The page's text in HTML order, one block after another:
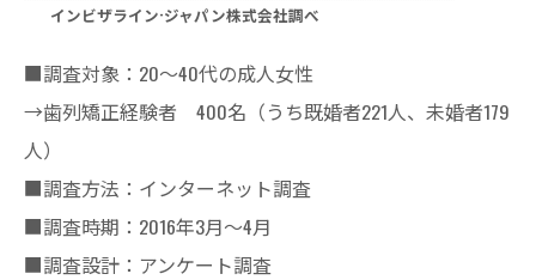
インビザライン·ジャパン株式会社調べ
■調査対象：20～40代の成人女性
→歯列矯正経験者 400名（うち既婚者221人、未婚者179
人）
■調査方法：インターネット調査
■調査時期：2016年3月～4月
■調査設計：アンケート調査